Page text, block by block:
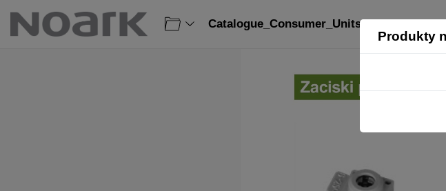
Produkty
Catalogue_Consumer_Units_PL: strana 85